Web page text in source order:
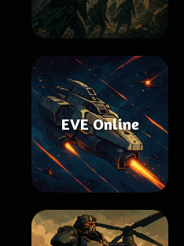
EVE Online